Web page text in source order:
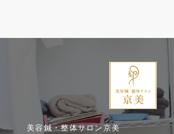
美容鍼・整体サロン京美